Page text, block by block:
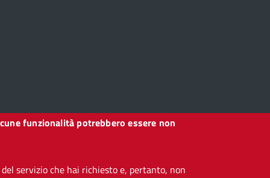
funzionalità potrebbero essere non
servizio che hai richiesto e, pertanto, non